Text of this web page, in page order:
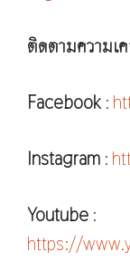
ติดตามความเ
Facebook :
Instagram :
Youtube :
https://